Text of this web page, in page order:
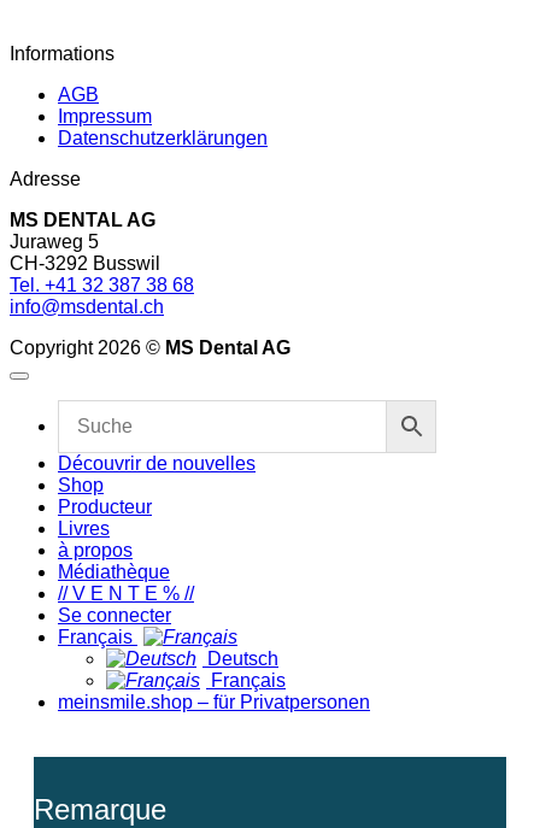
Informations
AGB
Impressum
Datenschutzerklärungen
Adresse
MS DENTAL AG
Juraweg 5
CH-3292 Busswil
Tel. +41 32 387 38 68
info@msdental.ch
Copyright 2026 © MS Dental AG
Découvrir de nouvelles
Shop
Producteur
Livres
à propos
Médiathèque
// V E N T E % //
Se connecter
Français
Deutsch
Français
meinsmile.shop – für Privatpersonen
Remarque